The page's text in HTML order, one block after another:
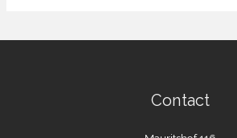
Contact